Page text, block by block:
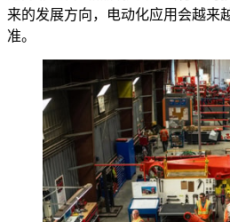
来的发展方向，电动化应用会越来
准。